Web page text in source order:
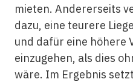
mieten. Andererseits
dazu, eine teurere
und dafür eine höhere
einzugehen, als dies
wäre. Im Ergebnis